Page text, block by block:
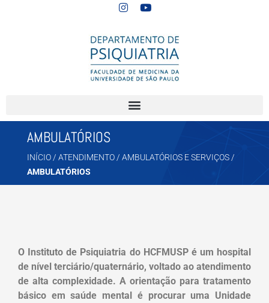
AMBULATÓRIOS
INÍCIO / ATENDIMENTO / AMBULATÓRIOS E SERVIÇOS /
AMBULATÓRIOS
O Instituto de Psiquiatria do HCFMUSP é um hospital
de nível terciário/quaternário, voltado ao atendimento
de alta complexidade. A orientação para tratamento
básico em saúde mental é procurar uma Unidade